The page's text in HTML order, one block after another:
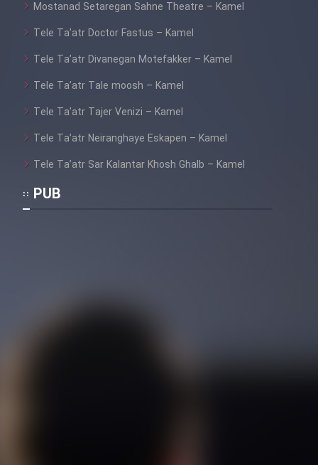
Mostanad Setaregan Sahne Theatre – Kamel
Tele Ta’atr Doctor Fastus – Kamel
Tele Ta’atr Divanegan Motefakker – Kamel
Tele Ta’atr Tale moosh – Kamel
Tele Ta’atr Tajer Venizi – Kamel
Tele Ta’atr Neiranghaye Eskapen – Kamel
Tele Ta’atr Sar Kalantar Khosh Ghalb – Kamel
PUB